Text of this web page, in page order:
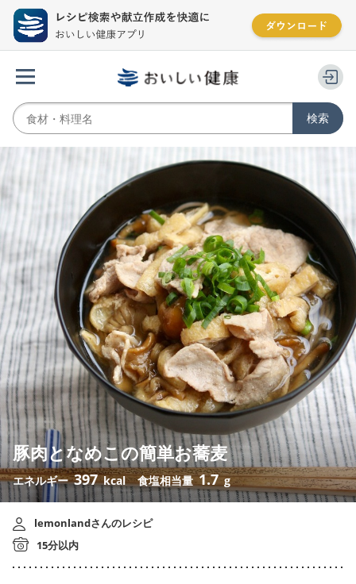
豚肉となめこの簡単お蕎麦
エネルギー397 kcal 食塩相当量1.7 g
lemonlandさんのレシピ
15分以内